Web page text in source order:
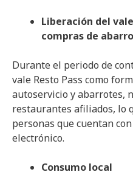
Liberación del
compras de
Durante el periodo de
vale Resto Pass como
autoservicio y abarrotes,
restaurantes afiliados, lo
personas que cuentan
electrónico.
Consumo local